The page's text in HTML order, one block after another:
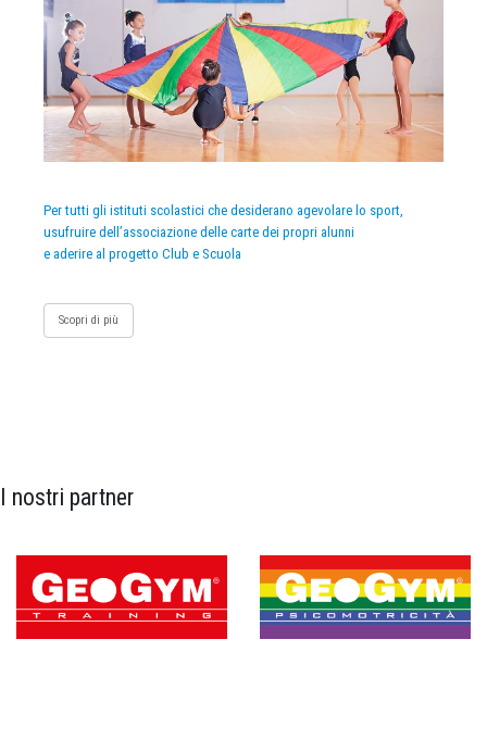
Per tutti gli istituti scolastici che desiderano agevolare lo sport,
usufruire dell’associazione delle carte dei propri alunni
e aderire al progetto Club e Scuola
Scopri di più
I nostri partner